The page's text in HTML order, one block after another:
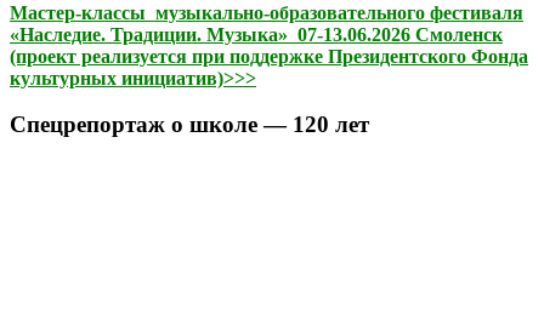
Мастер-классы музыкально-образовательного фестиваля
«Наследие. Традиции. Музыка» 07-13.06.2026 Смоленск
(проект реализуется при поддержке Президентского Фонда
культурных инициатив)>>>
Спецрепортаж о школе — 120 лет